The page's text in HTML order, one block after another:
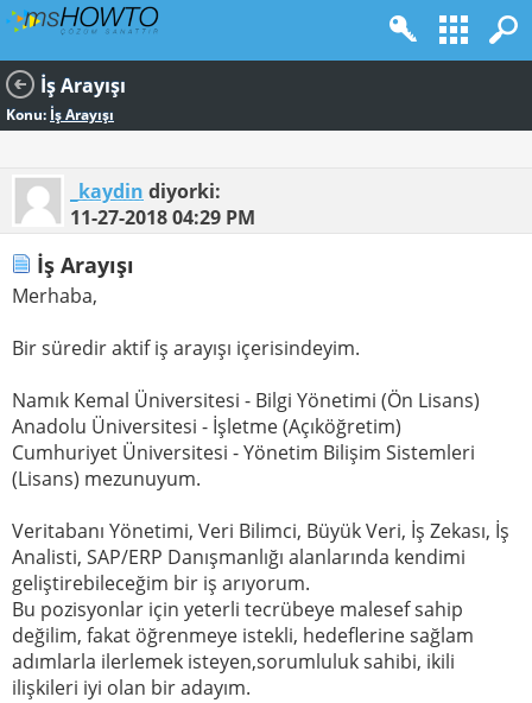
İş Arayışı
Konu: İş Arayışı
_kaydin diyorki:
11-27-201804:29 PM
İş Arayışı
Merhaba,
Bir süredir aktif iş arayışı içerisindeyim.
Namık Kemal Üniversitesi - Bilgi Yönetimi (Ön Lisans)
Anadolu Üniversitesi - İşletme (Açıköğretim)
Cumhuriyet Üniversitesi - Yönetim Bilişim Sistemleri
(Lisans) mezunuyum.
Veritabanı Yönetimi, Veri Bilimci, Büyük Veri, İş Zekası, İş
Analisti, SAP/ERP Danışmanlığı alanlarında kendimi
geliştirebileceğim bir iş arıyorum.
Bu pozisyonlar için yeterli tecrübeye malesef sahip
değilim, fakat öğrenmeye istekli, hedeflerine sağlam
adımlarla ilerlemek isteyen,sorumluluk sahibi, ikili
ilişkileri iyi olan bir adayım.